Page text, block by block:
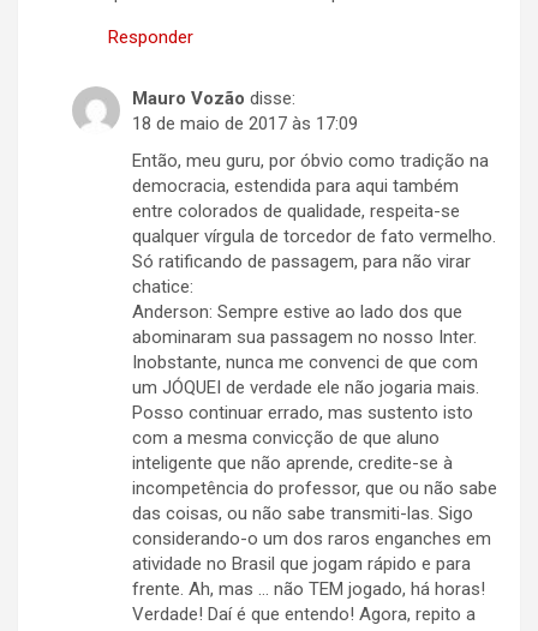
Responder
Mauro Vozão disse:
18 de maio de 2017 às 17:09
Então, meu guru, por óbvio como tradição na
democracia, estendida para aqui também
entre colorados de qualidade, respeita-se
qualquer vírgula de torcedor de fato vermelho.
Só ratificando de passagem, para não virar
chatice:
Anderson: Sempre estive ao lado dos que
abominaram sua passagem no nosso Inter.
Inobstante, nunca me convenci de que com
um JÓQUEI de verdade ele não jogaria mais.
Posso continuar errado, mas sustento isto
com a mesma convicção de que aluno
inteligente que não aprende, credite-se à
incompetência do professor, que ou não sabe
das coisas, ou não sabe transmiti-las. Sigo
considerando-o um dos raros enganches em
atividade no Brasil que jogam rápido e para
frente. Ah, mas … não TEM jogado, há horas!
Verdade! Daí é que entendo! Agora, repito a